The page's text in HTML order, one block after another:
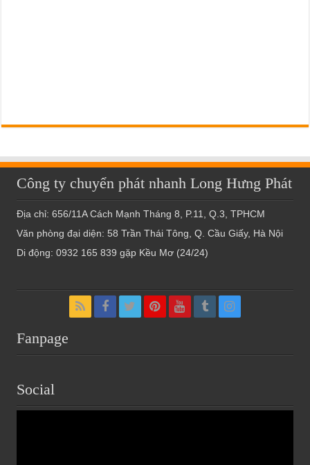
Công ty chuyển phát nhanh Long Hưng Phát
Địa chỉ: 656/11A Cách Mạnh Tháng 8, P.11, Q.3, TPHCM
Văn phòng đại diện: 58 Trần Thái Tông, Q. Cầu Giấy, Hà Nội
Di động: 0932 165 839 gặp Kều Mơ (24/24)
Fanpage
Social